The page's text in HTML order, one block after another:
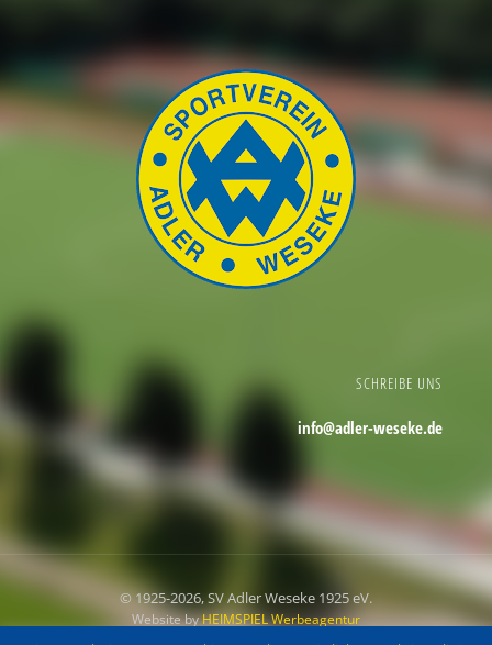
SCHREIBE UNS
info@adler-weseke.de
© 1925-2026, SV Adler Weseke 1925 eV.
Website byHEIMSPIEL Werbeagentur